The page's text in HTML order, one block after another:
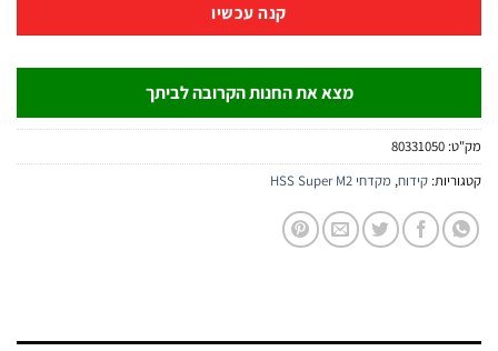
קנה עכשיו
מצא את החנות הקרובה לביתך
80331050
קידוח,מקדחי HSS Super M2